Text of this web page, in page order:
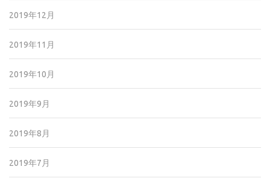
2019年12月
2019年11月
2019年10月
2019年9月
2019年8月
2019年7月